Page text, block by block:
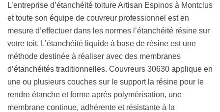
L’entreprise d’étanchéité toiture Artisan Espinos à Montclus
et toute son équipe de couvreur professionnel est en
mesure d’effectuer dans les normes l’étanchéité résine sur
votre toit. L’étanchéité liquide à base de résine est une
méthode destinée à réaliser avec des membranes
d’étanchéités traditionnelles. Couvreurs 30630 applique en
une ou plusieurs couches sur le support la résine pour le
rendre étanche et forme après polymérisation, une
membrane continue, adhérente et résistante à la